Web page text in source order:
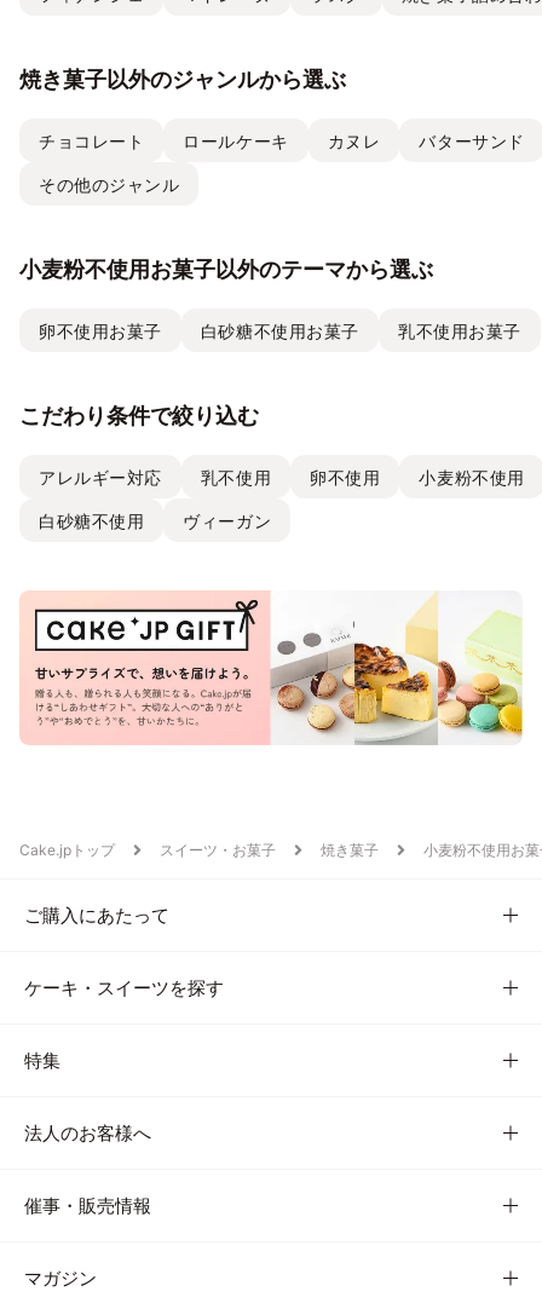
焼き菓子以外のジャンルから選ぶ
チョコレート ロールケーキ カヌレ バターサンド
その他のジャンル
小麦粉不使用お菓子以外のテーマから選ぶ
卵不使用お菓子 白砂糖不使用お菓子 乳不使用お菓子
こだわり条件で絞り込む
アレルギー対応 乳不使用 卵不使用 小麦粉不使用
白砂糖不使用 ヴィーガン
Cake.jpトップ スイーツ・お菓子 焼き菓子 小麦粉不使用お
ご購入にあたって
ケーキ・スイーツを探す
特集
法人のお客様へ
催事・販売情報
マガジン